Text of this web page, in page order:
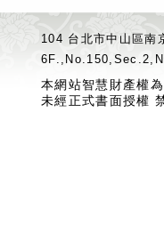
104 台北市中山區
本網站智慧財產權
未經正式書面授權